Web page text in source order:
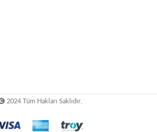
2024 Tüm Hakları Saklıdır.